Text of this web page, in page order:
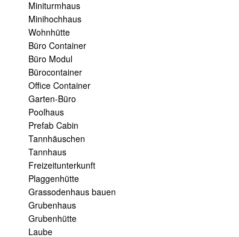
Miniturmhaus
Minihochhaus
Wohnhütte
Büro Container
Büro Modul
Bürocontainer
Office Container
Garten-Büro
Poolhaus
Prefab Cabin
Tannhäuschen
Tannhaus
Freizeitunterkunft
Plaggenhütte
Grassodenhaus bauen
Grubenhaus
Grubenhütte
Laube